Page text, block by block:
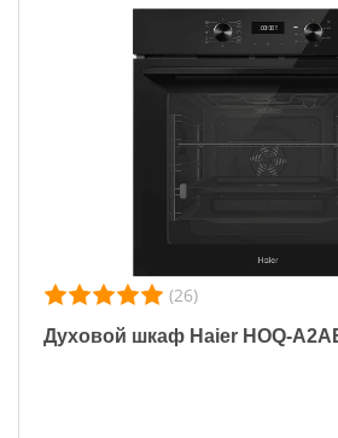
(26)
Духовой шкаф Haier HOQ-